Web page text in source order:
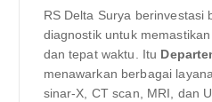
RS Delta Surya berinvestasi
diagnostik untuk
dan tepat waktu. Itu
menawarkan berbagai
sinar-X, CT scan, MRI, dan